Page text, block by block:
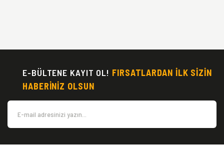
E-BÜLTENE KAYIT OL! FIRSATLARDAN İLK SİZİN
HABERİNİZ OLSUN